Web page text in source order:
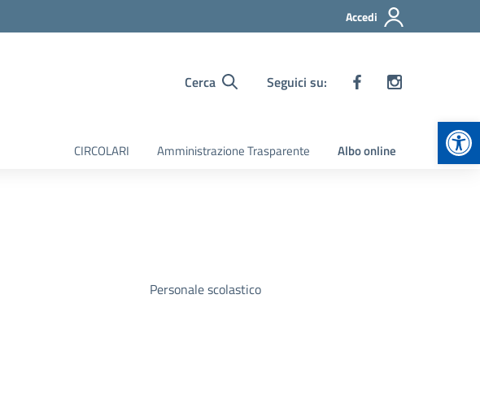
Accedi
Cerca Seguici su:
CIRCOLARI Amministrazione Trasparente Albo online
Personale scolastico